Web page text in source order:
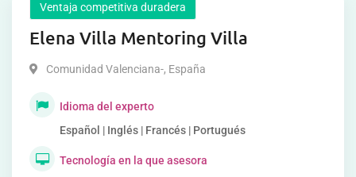
Ventaja competitiva duradera
Elena Villa Mentoring Villa
Comunidad Valenciana-, España
Idioma del experto
Español | Inglés | Francés | Portugués
Tecnología en la que asesora